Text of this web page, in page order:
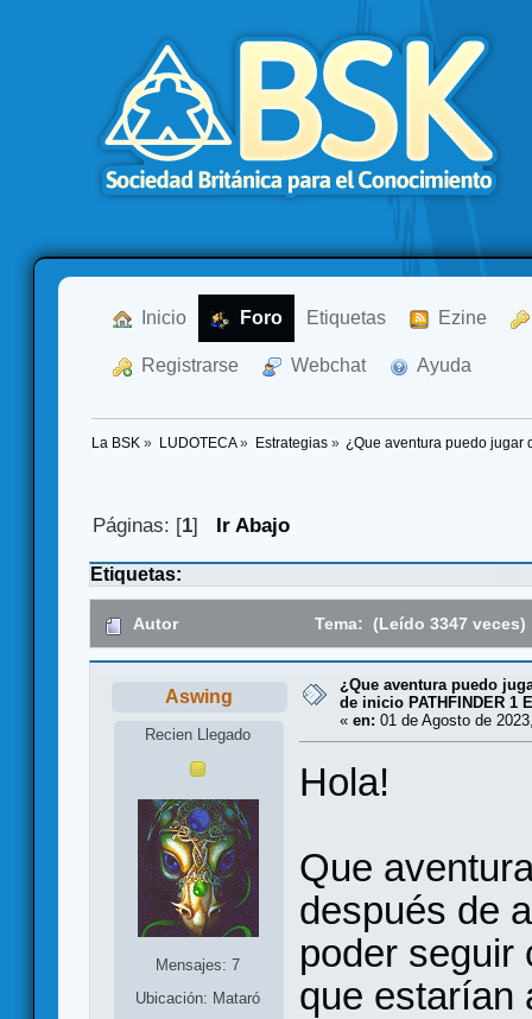
Inicio Foro Etiquetas Ezine
Registrarse Webchat Ayuda
La BSK » LUDOTECA» Estrategias» ¿Que aventura puedo jugar
Páginas: [1] Ir Abajo
Etiquetas:
Autor Tema: (Leído 3347 veces)
Aswing
Recien Llegado
Mensajes: 7
Ubicación: Mataró
¿Que aventura puedo
de inicio PATHFINDER 1
« en: 01 de Agosto de
Hola!
Que
después de
poder seguir
que estarían